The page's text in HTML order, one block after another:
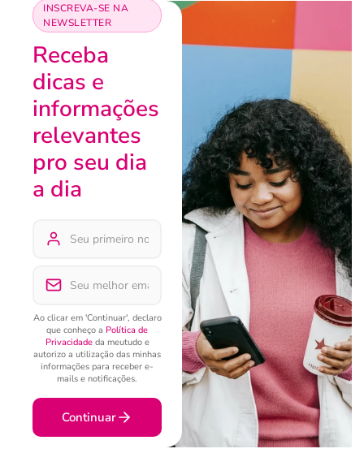
INSCREVA-SE NA
NEWSLETTER
Receba
dicas e
informações
relevantes
pro seu dia
a dia
Ao clicar em 'Continuar', declaro
que conheço a Política de
Privacidadeda meutudo e
autorizo a utilização das minhas
informações para receber e-
mails e notificações.
Continuar